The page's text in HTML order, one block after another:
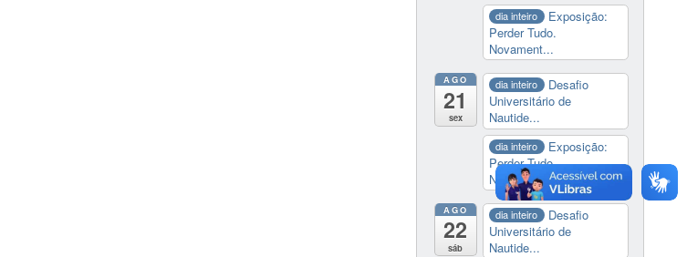
dia inteiro
Exposição:
Perder Tudo.
Novament...
AGO
21
sex
dia inteiro
Desafio
Universitário de
Nautide...
dia inteiro
Exposição:
Perder Tudo.
Novament...
AGO
22
sáb
dia inteiro
Desafio
Universitário de
Nautide...